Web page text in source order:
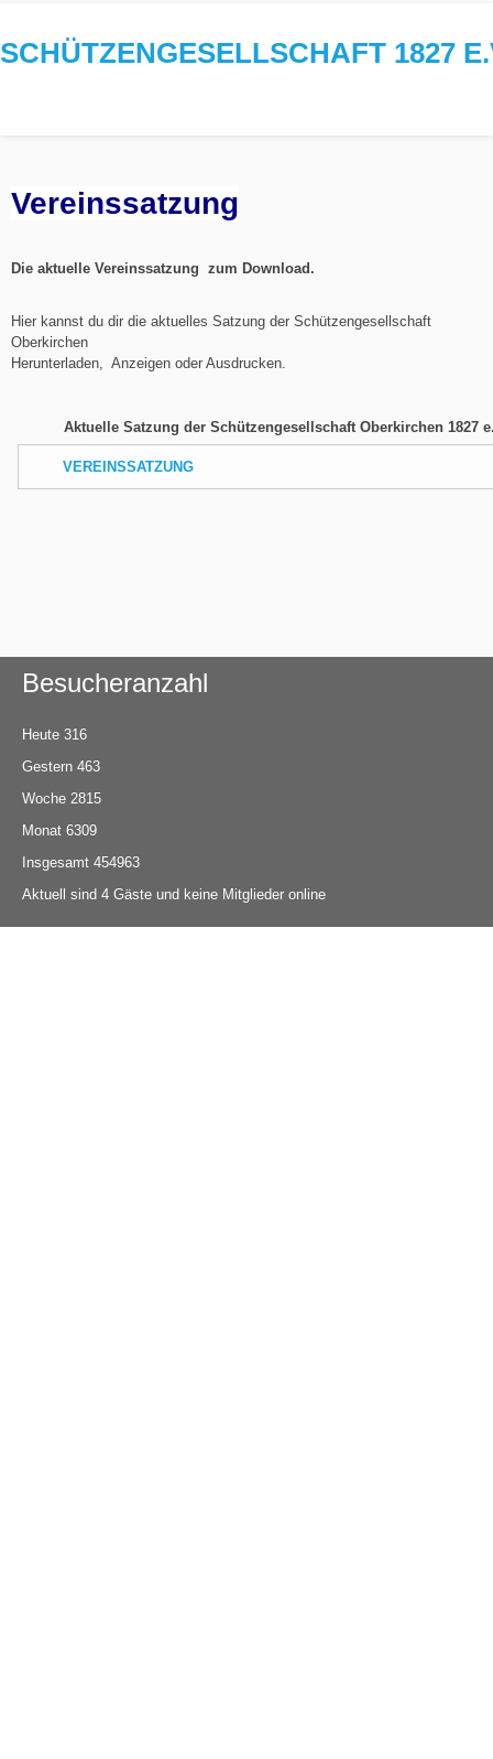
SCHÜTZENGESELLSCHAFT 1827
Vereinssatzung
Die aktuelle Vereinssatzung zum Download.
Hier kannst du dir die aktuelles Satzung der Schützengesellschaft
Oberkirchen
Herunterladen, Anzeigen oder Ausdrucken.
Aktuelle Satzung der Schützengesellschaft Oberkirchen 1827
VEREINSSATZUNG
Besucheranzahl
Heute 316
Gestern 463
Woche 2815
Monat 6309
Insgesamt 454963
Aktuell sind 4 Gäste und keine Mitglieder online